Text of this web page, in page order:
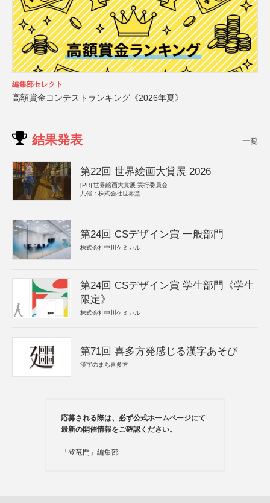
編集部セレクト
高額賞金コンテストランキング《2026年夏》
結果発表 一覧
第22回 世界絵画大賞展 2026
[PR] 世界絵画大賞展 実行委員会
共催：株式会社世界堂
第24回 CSデザイン賞 一般部門
株式会社中川ケミカル
第24回 CSデザイン賞 学生部門《学生
限定》
株式会社中川ケミカル
第71回 喜多方発感じる漢字あそび
漢字のまち喜多方
応募される際は、必ず公式ホームページにて
最新の開催情報をご確認ください。
「登竜門」編集部